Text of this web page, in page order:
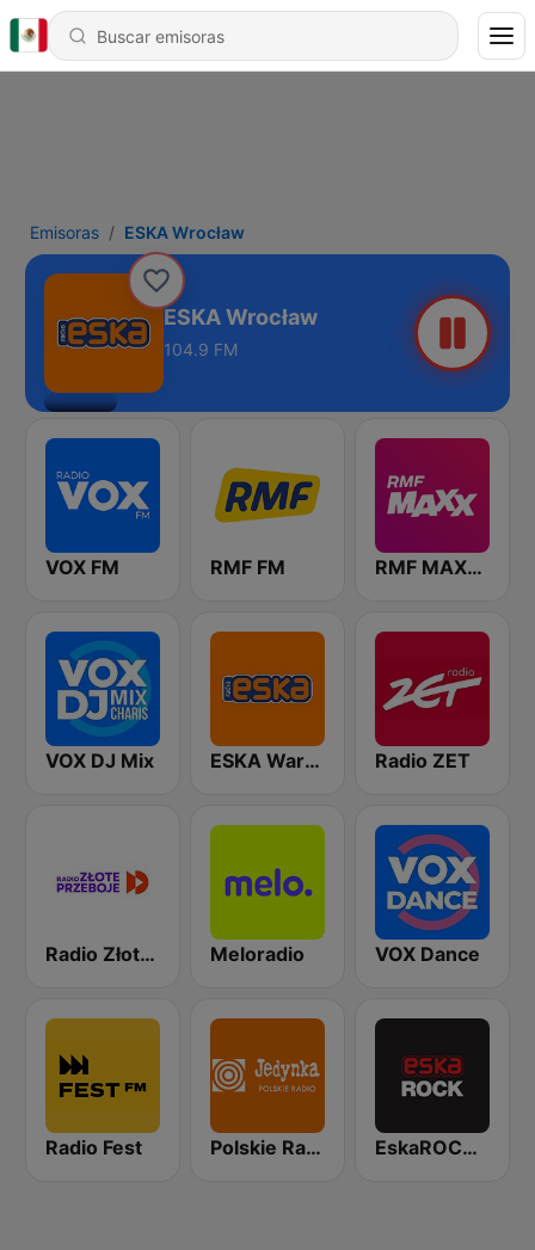
Emisoras ESKA Wrocław
ESKA Wrocław
104.9 FM
VOX FM RMF FM RMF MAXXX
VOX DJ Mix ESKA Warszawa Radio ZET
Radio Złote Przeboje Meloradio VOX Dance
Radio Fest Polskie Radio Program I (PR1) Jedynka EskaROCK Warszawa